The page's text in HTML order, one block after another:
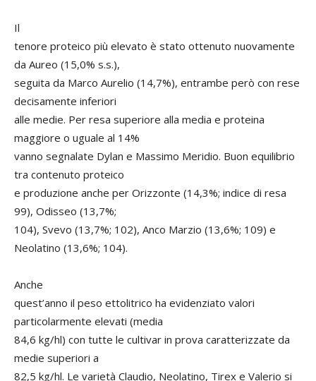
Il
tenore proteico più elevato è stato ottenuto nuovamente
da Aureo (15,0% s.s.),
seguita da Marco Aurelio (14,7%), entrambe però con rese
decisamente inferiori
alle medie. Per resa superiore alla media e proteina
maggiore o uguale al 14%
vanno segnalate Dylan e Massimo Meridio. Buon equilibrio
tra contenuto proteico
e produzione anche per Orizzonte (14,3%; indice di resa
99), Odisseo (13,7%;
104), Svevo (13,7%; 102), Anco Marzio (13,6%; 109) e
Neolatino (13,6%; 104).
Anche
quest’anno il peso ettolitrico ha evidenziato valori
particolarmente elevati (media
84,6 kg/hl) con tutte le cultivar in prova caratterizzate da
medie superiori a
82,5 kg/hl. Le varietà Claudio, Neolatino, Tirex e Valerio si